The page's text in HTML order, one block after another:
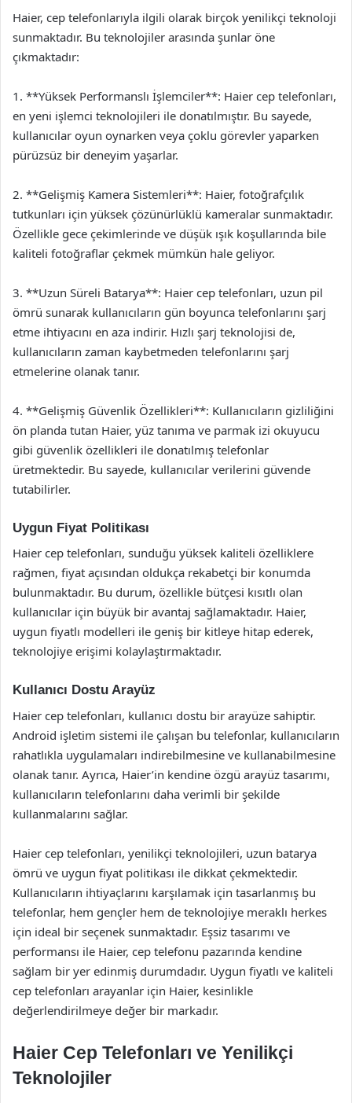
Haier, cep telefonlarıyla ilgili olarak birçok yenilikçi teknoloji
sunmaktadır. Bu teknolojiler arasında şunlar öne
çıkmaktadır:
1. **Yüksek Performanslı İşlemciler**: Haier cep telefonları,
en yeni işlemci teknolojileri ile donatılmıştır. Bu sayede,
kullanıcılar oyun oynarken veya çoklu görevler yaparken
pürüzsüz bir deneyim yaşarlar.
2. **Gelişmiş Kamera Sistemleri**: Haier, fotoğrafçılık
tutkunları için yüksek çözünürlüklü kameralar sunmaktadır.
Özellikle gece çekimlerinde ve düşük ışık koşullarında bile
kaliteli fotoğraflar çekmek mümkün hale geliyor.
3. **Uzun Süreli Batarya**: Haier cep telefonları, uzun pil
ömrü sunarak kullanıcıların gün boyunca telefonlarını şarj
etme ihtiyacını en aza indirir. Hızlı şarj teknolojisi de,
kullanıcıların zaman kaybetmeden telefonlarını şarj
etmelerine olanak tanır.
4. **Gelişmiş Güvenlik Özellikleri**: Kullanıcıların gizliliğini
ön planda tutan Haier, yüz tanıma ve parmak izi okuyucu
gibi güvenlik özellikleri ile donatılmış telefonlar
üretmektedir. Bu sayede, kullanıcılar verilerini güvende
tutabilirler.
Uygun Fiyat Politikası
Haier cep telefonları, sunduğu yüksek kaliteli özelliklere
rağmen, fiyat açısından oldukça rekabetçi bir konumda
bulunmaktadır. Bu durum, özellikle bütçesi kısıtlı olan
kullanıcılar için büyük bir avantaj sağlamaktadır. Haier,
uygun fiyatlı modelleri ile geniş bir kitleye hitap ederek,
teknolojiye erişimi kolaylaştırmaktadır.
Kullanıcı Dostu Arayüz
Haier cep telefonları, kullanıcı dostu bir arayüze sahiptir.
Android işletim sistemi ile çalışan bu telefonlar, kullanıcıların
rahatlıkla uygulamaları indirebilmesine ve kullanabilmesine
olanak tanır. Ayrıca, Haier’in kendine özgü arayüz tasarımı,
kullanıcıların telefonlarını daha verimli bir şekilde
kullanmalarını sağlar.
Haier cep telefonları, yenilikçi teknolojileri, uzun batarya
ömrü ve uygun fiyat politikası ile dikkat çekmektedir.
Kullanıcıların ihtiyaçlarını karşılamak için tasarlanmış bu
telefonlar, hem gençler hem de teknolojiye meraklı herkes
için ideal bir seçenek sunmaktadır. Eşsiz tasarımı ve
performansı ile Haier, cep telefonu pazarında kendine
sağlam bir yer edinmiş durumdadır. Uygun fiyatlı ve kaliteli
cep telefonları arayanlar için Haier, kesinlikle
değerlendirilmeye değer bir markadır.
Haier Cep Telefonları ve Yenilikçi
Teknolojiler